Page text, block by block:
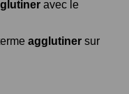
avec le
agglutiner sur